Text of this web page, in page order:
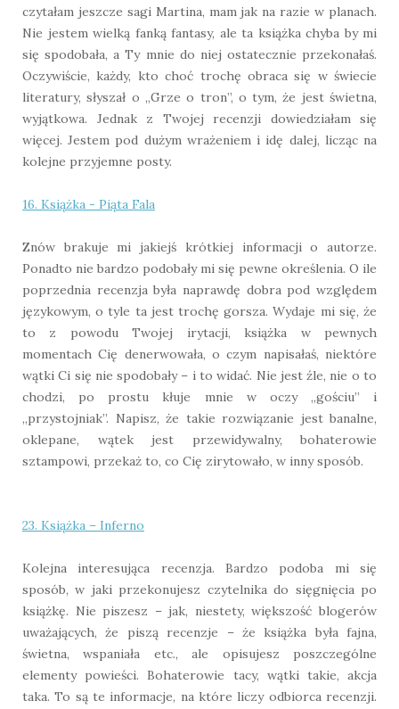
czytałam jeszcze sagi Martina, mam jak na razie w planach.
Nie jestem wielką fanką fantasy, ale ta książka chyba by mi
się spodobała, a Ty mnie do niej ostatecznie przekonałaś.
Oczywiście, każdy, kto choć trochę obraca się w świecie
literatury, słyszał o „Grze o tron”, o tym, że jest świetna,
wyjątkowa. Jednak z Twojej recenzji dowiedziałam się
więcej. Jestem pod dużym wrażeniem i idę dalej, licząc na
kolejne przyjemne posty.
16. Książka - Piąta Fala
Znów brakuje mi jakiejś krótkiej informacji o autorze.
Ponadto nie bardzo podobały mi się pewne określenia. O ile
poprzednia recenzja była naprawdę dobra pod względem
językowym, o tyle ta jest trochę gorsza. Wydaje mi się, że
to z powodu Twojej irytacji, książka w pewnych
momentach Cię denerwowała, o czym napisałaś, niektóre
wątki Ci się nie spodobały – i to widać. Nie jest źle, nie o to
chodzi, po prostu kłuje mnie w oczy „gościu” i
„przystojniak”. Napisz, że takie rozwiązanie jest banalne,
oklepane, wątek jest przewidywalny, bohaterowie
sztampowi, przekaż to, co Cię zirytowało, w inny sposób.
23. Książka – Inferno
Kolejna interesująca recenzja. Bardzo podoba mi się
sposób, w jaki przekonujesz czytelnika do sięgnięcia po
książkę. Nie piszesz – jak, niestety, większość blogerów
uważających, że piszą recenzje – że książka była fajna,
świetna, wspaniała etc., ale opisujesz poszczególne
elementy powieści. Bohaterowie tacy, wątki takie, akcja
taka. To są te informacje, na które liczy odbiorca recenzji.